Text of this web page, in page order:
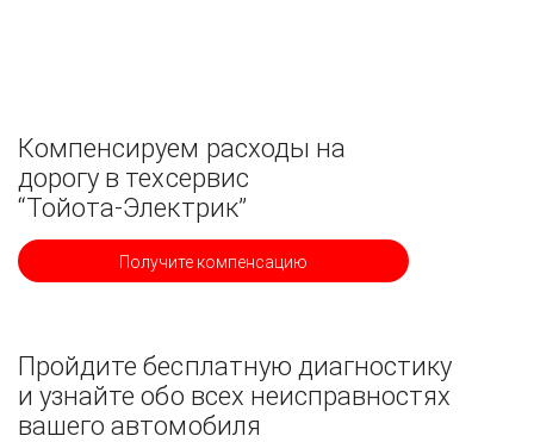
Компенсируем расходы на
дорогу в техсервис
“Тойота-Электрик”
Получите компенсацию
Пройдите бесплатную диагностику
и узнайте обо всех неисправностях
вашего автомобиля